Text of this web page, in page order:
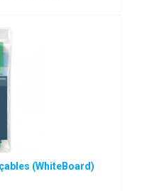
(WhiteBoard)